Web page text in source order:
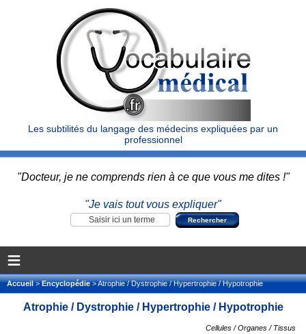
Les subtilités du langage des médecins expliquées par un
professionnel
"Docteur, je ne comprends rien à ce que vous me dites !"
"Je vais tout vous expliquer"
≡
Accueil>Encyclopédie> Atrophie / Dystrophie / Hypertrophie / Hypotrophie
Atrophie / Dystrophie / Hypertrophie / Hypotrophie
Cellules / Organes / Tissus